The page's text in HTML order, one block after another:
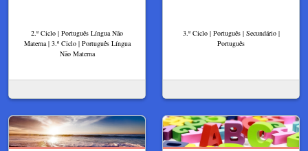
2.º Ciclo | Português Língua Não
Materna | 3.º Ciclo | Português Língua
Não Materna
3.º Ciclo | Português | Secundário |
Português